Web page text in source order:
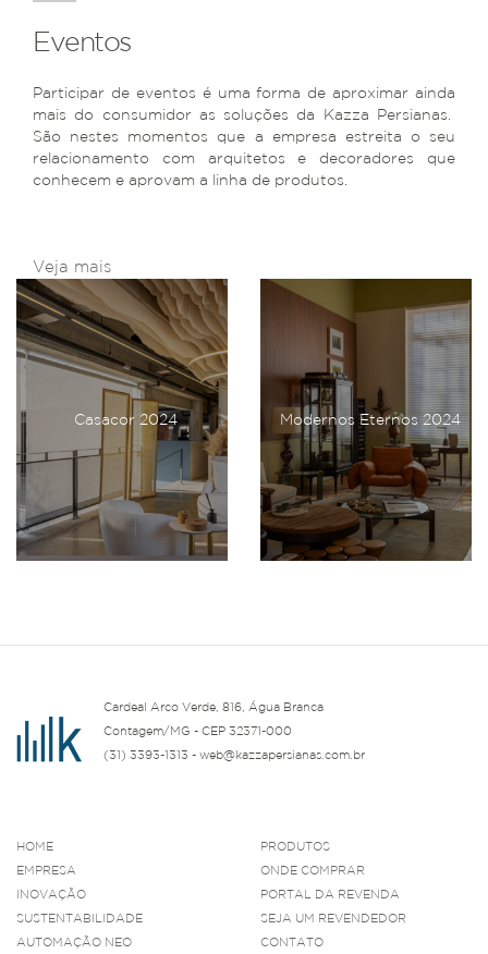
Eventos
Participar de eventos é uma forma de aproximar ainda
mais do consumidor as soluções da Kazza Persianas.
São nestes momentos que a empresa estreita o seu
relacionamento com arquitetos e decoradores que
conhecem e aprovam a linha de produtos.
Veja mais
Casacor 2024 Modernos Eternos 2024
Cardeal Arco Verde, 816, Água Branca
Contagem/MG - CEP 32371-000
(31) 3393-1313 - web@kazzapersianas.com.br
HOME
EMPRESA
INOVAÇÃO
SUSTENTABILIDADE
AUTOMAÇÃO NEO
PRODUTOS
ONDE COMPRAR
PORTAL DA REVENDA
SEJA UM REVENDEDOR
CONTATO